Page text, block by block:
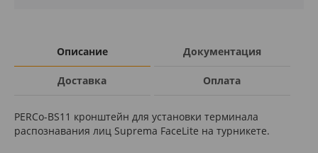
Описание Документация
Доставка Оплата
PERCo-BS11 кронштейн для установки терминала
распознавания лиц Suprema FaceLite на турникете.